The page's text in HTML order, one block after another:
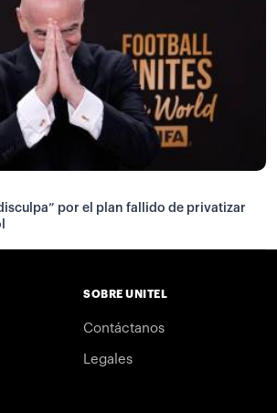
por el plan fallido de privatizar
SOBRE UNITEL
Contáctanos
Legales